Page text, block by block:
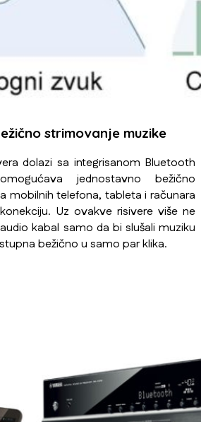
strimovanje muzike
dolazi sa integrisanom Bluetooth
jednostavno bežično
mobilnih telefona, tableta i računara
Uz ovakve risivere više ne
kabal samo da bi slušali muziku
bežično u samo par klika.